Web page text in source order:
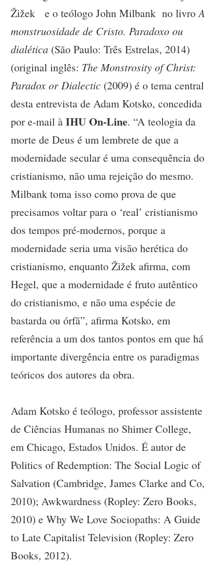
Žižek e o teólogo John Milbank no livroA
monstruosidade de Cristo. Paradoxo ou
dialética (São Paulo: Três Estrelas, 2014)
(original inglês: The Monstrosity of Christ:
Paradox or Dialectic (2009) é o tema central
desta entrevista de Adam Kotsko, concedida
por e-mail àIHU On-Line. “A teologia da
morte de Deus é um lembrete de que a
modernidade secular é uma consequência do
cristianismo, não uma rejeição do mesmo.
Milbank toma isso como prova de que
precisamos voltar para o ‘real’ cristianismo
dos tempos pré-modernos, porque a
modernidade seria uma visão herética do
cristianismo, enquanto Žižek afirma, com
Hegel, que a modernidade é fruto autêntico
do cristianismo, e não uma espécie de
bastarda ou órfã”, afirma Kotsko, em
referência a um dos tantos pontos em que há
importante divergência entre os paradigmas
teóricos dos autores da obra.
Adam Kotsko é teólogo, professor assistente
de Ciências Humanas no Shimer College,
em Chicago, Estados Unidos. É autor de
Politics of Redemption: The Social Logic of
Salvation (Cambridge, James Clarke and Co,
2010); Awkwardness (Ropley: Zero Books,
2010) e Why We Love Sociopaths: A Guide
to Late Capitalist Television (Ropley: Zero
Books, 2012).